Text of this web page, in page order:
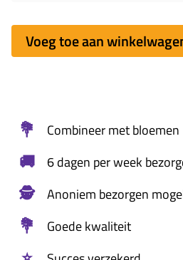
Voeg toe aan
💐 Combineer met bloemen
🚚 6 dagen per week
🕵️ Anoniem bezorgen
💐 Goede kwaliteit